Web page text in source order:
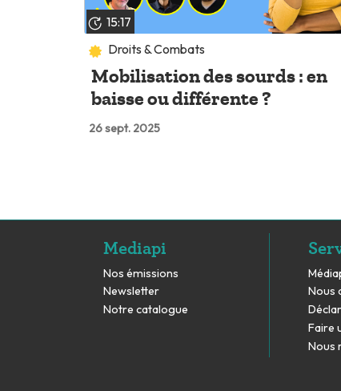
15:17
Droits & Combats
Mobilisation des sourds : en
baisse ou différente ?
26 sept. 2025
Mediapi
Nos émissions
Newsletter
Notre catalogue
Nous
Faire
Nous